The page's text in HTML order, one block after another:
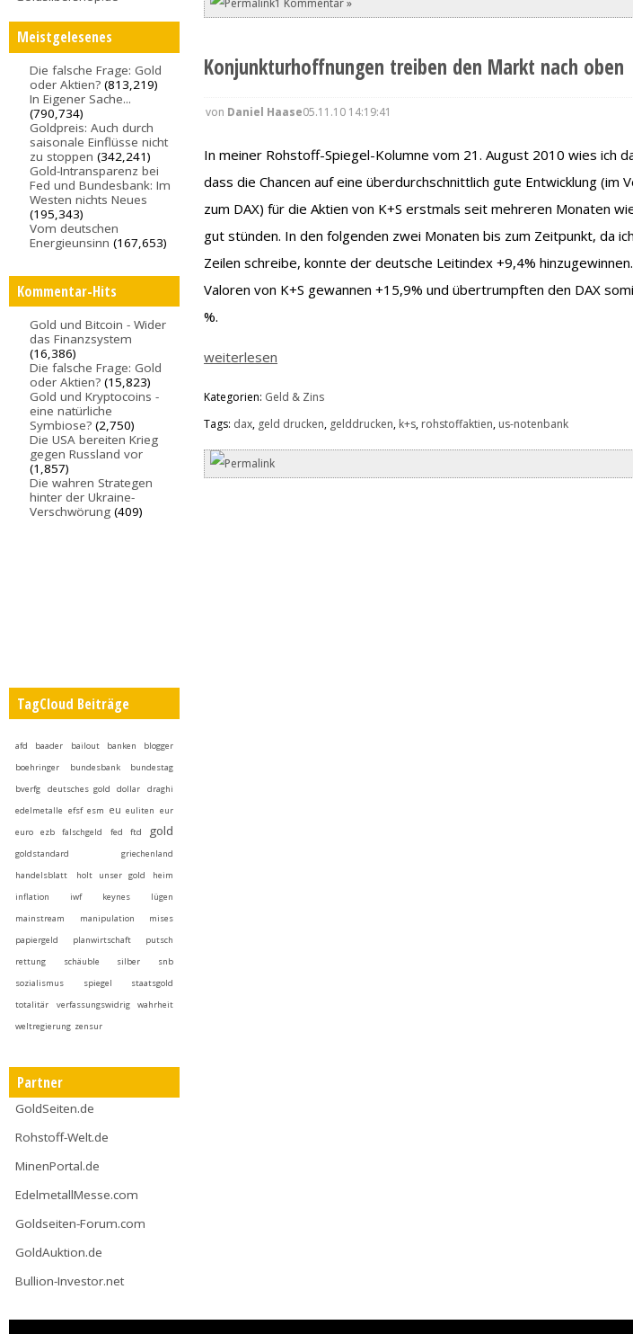
Meistgelesenes
Die falsche Frage: Gold
oder Aktien? (813,219)
In Eigener Sache...
(790,734)
Goldpreis: Auch durch
saisonale Einflüsse nicht
zu stoppen (342,241)
Gold-Intransparenz bei
Fed und Bundesbank: Im
Westen nichts Neues
(195,343)
Vom deutschen
Energieunsinn (167,653)
Kommentar-Hits
Gold und Bitcoin - Wider
das Finanzsystem
(16,386)
Die falsche Frage: Gold
oder Aktien? (15,823)
Gold und Kryptocoins -
eine natürliche
Symbiose? (2,750)
Die USA bereiten Krieg
gegen Russland vor
(1,857)
Die wahren Strategen
hinter der Ukraine-
Verschwörung (409)
TagCloud Beiträge
afd baader bailout banken
blogger
boehringer
bundesbank
bundestag
bverfg
deutsches gold dollar
draghi
edelmetalle efsf esm eu euliten eur
euro
ezb falschgeld fed ftd gold
goldstandard
griechenland
handelsblatt
holt unser gold heim
inflation
iwf keynes
lügen
mainstream
manipulation
mises
papiergeld
planwirtschaft
putsch
rettung
schäuble silber
snb
sozialismus
spiegel
staatsgold
totalitär
verfassungswidrig
wahrheit
weltregierung zensur
Partner
GoldSeiten.de
Rohstoff-Welt.de
MinenPortal.de
EdelmetallMesse.com
Goldseiten-Forum.com
GoldAuktion.de
Bullion-Investor.net
1 Kommentar »
Konjunkturhoffnungen treiben den Markt nach oben
von Daniel Haase05.11.10 14:19:41
In meiner Rohstoff-Spiegel-Kolumne vom 21. August 2010 wies ich
dass die Chancen auf eine überdurchschnittlich gute Entwicklung (im
zum DAX) für die Aktien von K+S erstmals seit mehreren Monaten
gut stünden. In den folgenden zwei Monaten bis zum Zeitpunkt, da
Zeilen schreibe, konnte der deutsche Leitindex +9,4%
Valoren von K+S gewannen +15,9% und übertrumpften den DAX
%.
weiterlesen
Kategorien: Geld & Zins
Tags: dax, geld drucken, gelddrucken, k+s, rohstoffaktien, us-notenbank